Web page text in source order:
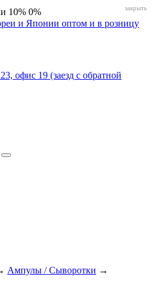
10% 0%
офис 19 (заезд с обратной
Ампулы / Сыворотки →
закрыть